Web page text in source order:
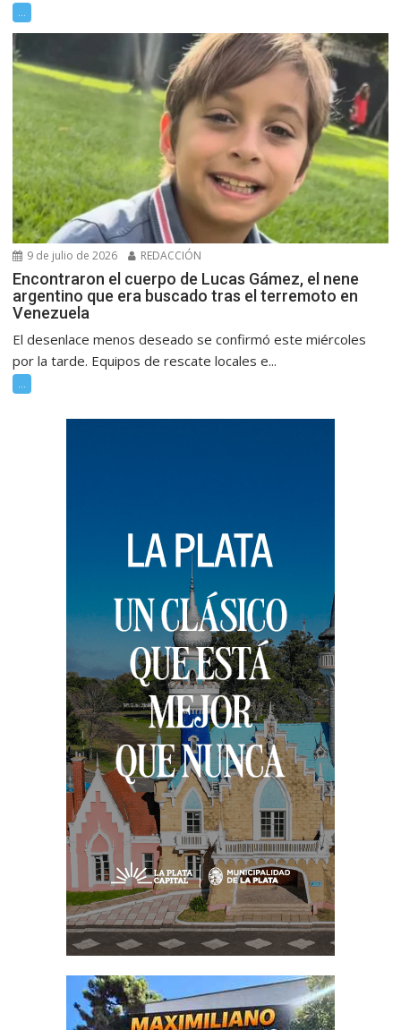
...
9 de julio de 2026 REDACCIÓN
Encontraron el cuerpo de Lucas Gámez, el nene
argentino que era buscado tras el terremoto en
Venezuela
El desenlace menos deseado se confirmó este miércoles
por la tarde. Equipos de rescate locales e...